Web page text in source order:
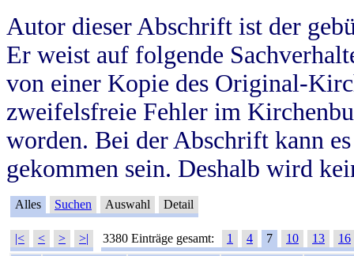
Autor dieser Abschrift ist der
Er weist auf folgende
von einer Kopie des Original-
zweifelsfreie Fehler im
worden. Bei der Abschrift kann
gekommen sein. Deshalb wird
Alles Suchen Auswahl Detail
|< < > >| 3380 Einträge gesamt: 1 4 7 10 13
16